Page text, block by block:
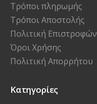
Τρόποι πληρωμής
Τρόποι Αποστολής
Πολιτική Επιστροφών
Όροι Χρήσης
Πολιτική Απορρήτου
Κατηγορίες